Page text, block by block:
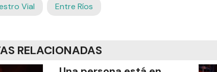
Vial Entre Ríos
RELACIONADAS